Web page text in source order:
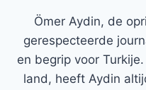
Ömer Aydin, de
gerespecteerde
en begrip voor
land, heeft Aydin